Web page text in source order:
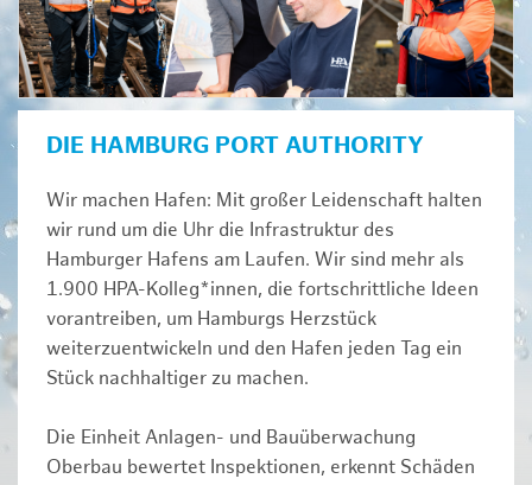
DIE HAMBURG PORT AUTHORITY
Wir machen Hafen: Mit großer Leidenschaft halten
wir rund um die Uhr die Infrastruktur des
Hamburger Hafens am Laufen. Wir sind mehr als
1.900 HPA-Kolleg*innen, die fortschrittliche Ideen
vorantreiben, um Hamburgs Herzstück
weiterzuentwickeln und den Hafen jeden Tag ein
Stück nachhaltiger zu machen.
Die Einheit Anlagen- und Bauüberwachung
Oberbau bewertet Inspektionen, erkennt Schäden